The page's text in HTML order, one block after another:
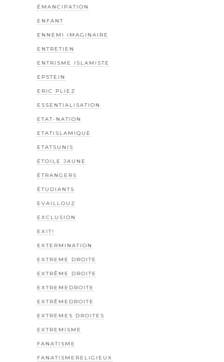
ÉMANCIPATION
ENFANT
ENNEMI IMAGINAIRE
ENTRETIEN
ENTRISME ISLAMISTE
EPSTEIN
ERIC PLIEZ
ESSENTIALISATION
ETAT-NATION
ETATISLAMIQUE
ETATSUNIS
ÉTOILE JAUNE
ÉTRANGERS
ÉTUDIANTS
EVAILLOUZ
EXCLUSION
EXIT!
EXTERMINATION
EXTREME DROITE
EXTRÊME DROITE
EXTREMEDROITE
EXTRÊMEDROITE
EXTREMES DROITES
EXTREMISME
FANATISME
FANATISMERELIGIEUX